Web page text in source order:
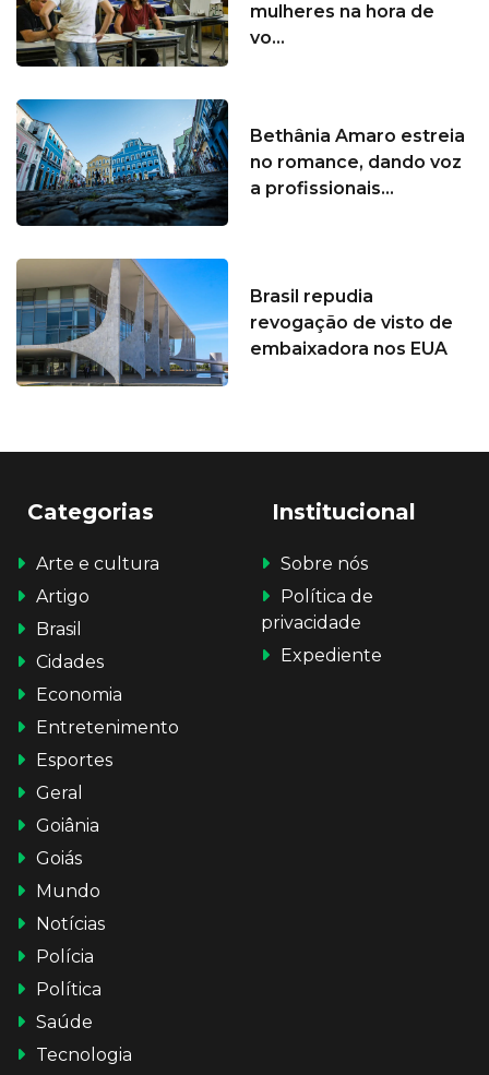
mulheres na hora de
vo...
Bethânia Amaro estreia
no romance, dando voz
a profissionais...
Brasil repudia
revogação de visto de
embaixadora nos EUA
Categorias
Arte e cultura
Artigo
Brasil
Cidades
Economia
Entretenimento
Esportes
Geral
Goiânia
Goiás
Mundo
Notícias
Polícia
Política
Saúde
Tecnologia
Institucional
Sobre nós
Política de
privacidade
Expediente